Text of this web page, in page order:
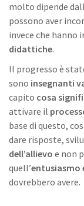
molto dipende
possono aver
invece che hanno
didattiche.
Il progresso è
sono insegnanti
capito cosa
attivare il
base di questo,
dare risposte,
dell’allievo e non
quell’entusiasmo
dovrebbero avere.